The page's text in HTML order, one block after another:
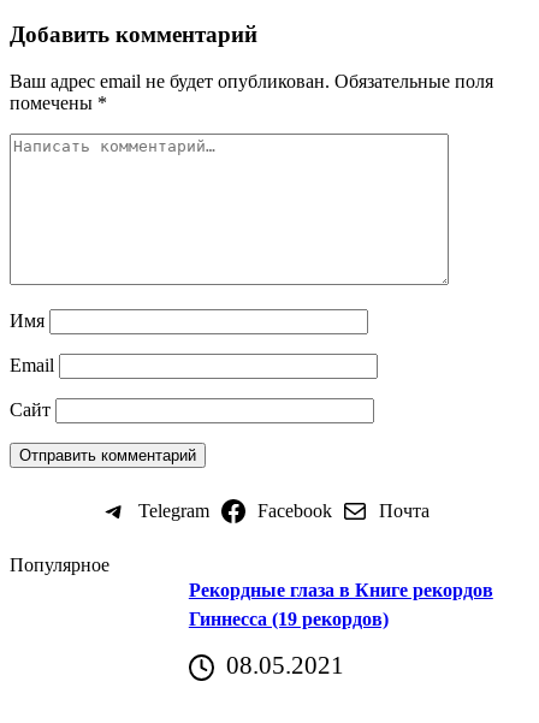
Добавить комментарий
Ваш адрес email не будет опубликован. Обязательные поля
помечены *
Имя
Email
Сайт
Telegram Facebook Почта
Популярное
Рекордные глаза в Книге рекордов
Гиннесса (19 рекордов)
08.05.2021